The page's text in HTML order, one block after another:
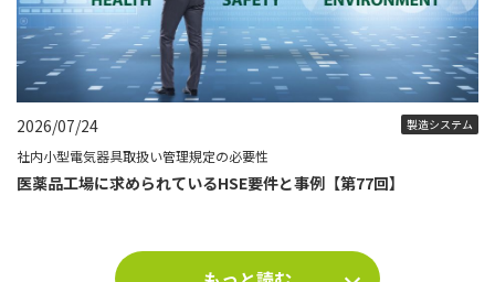
2026/07/24 製造システム
社内小型電気器具取扱い管理規定の必要性
医薬品工場に求められているHSE要件と事例【第77回】